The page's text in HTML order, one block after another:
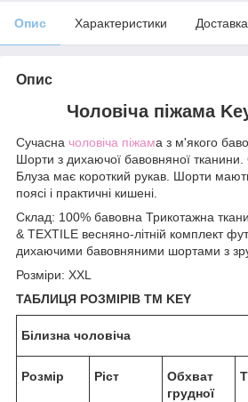
Опис Характеристики Доставка
Опис
Чоловіча піжама
Сучасна чоловіча піжама з м'якого
Шорти з дихаючої бавовняної тканини.
Блуза має короткий рукав. Шорти
поясі і практичні кишені.
Склад: 100% бавовна Трикотажна
& TEXTILE весняно-літній комплект
дихаючими бавовняними шортами з
Розміри: XXL
ТАБЛИЦЯ РОЗМІРІВ TM KEY
Білизна чоловіча
Розмір Ріст
Обхват
грудної